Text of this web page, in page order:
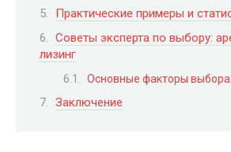
Практические примеры и
Советы эксперта по выбору:
лизинг
Основные факторы выбора:
Заключение